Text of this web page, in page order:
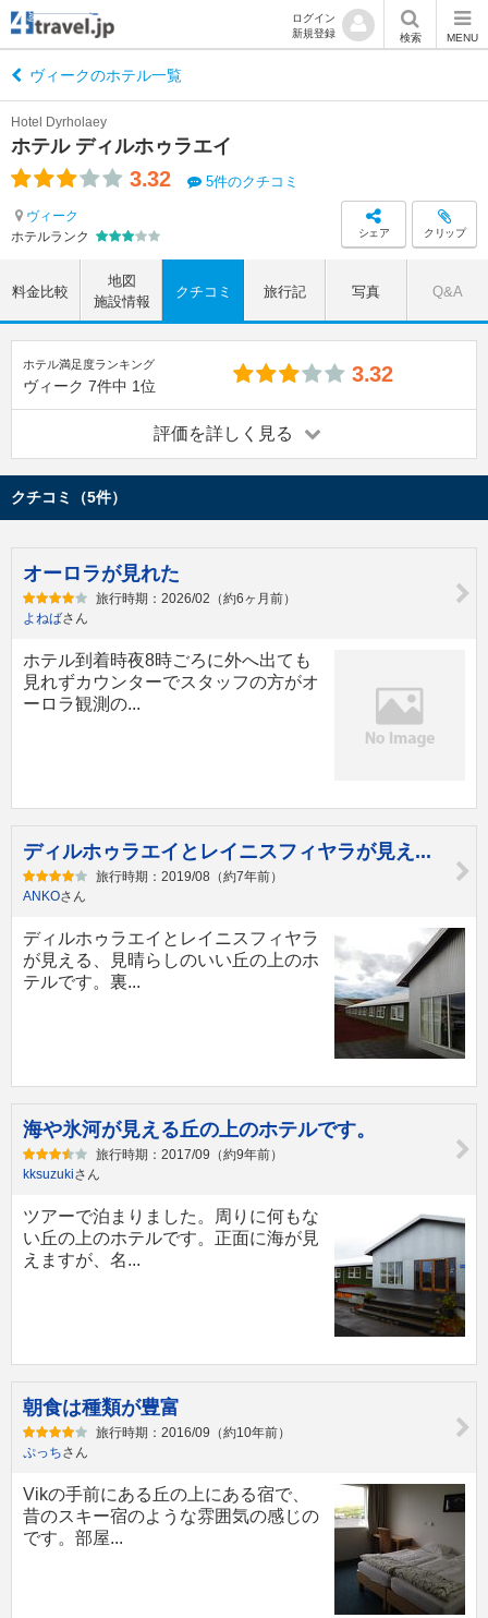
ログイン
新規登録
検索 MENU
ヴィークのホテル一覧
ホテル ディルホゥラエイ
Hotel Dyrholaey
3.32 5件のクチコミ
ヴィーク
ホテルランク
シェア クリップ
料金比較
地図
施設情報
クチコミ 旅行記 写真 Q&A
ホテル満足度ランキング
ヴィーク 7件中 1位 3.32
評価を詳しく見る
クチコミ（5件）
オーロラが見れた
旅行時期：2026/02（約6ヶ月前）
よねばさん
ホテル到着時夜8時ごろに外へ出ても
見れずカウンターでスタッフの方がオ
ーロラ観測の...
ディルホゥラエイとレイニスフィヤラが見え...
旅行時期：2019/08（約7年前）
ANKOさん
ディルホゥラエイとレイニスフィヤラ
が見える、見晴らしのいい丘の上のホ
テルです。裏...
海や氷河が見える丘の上のホテルです。
旅行時期：2017/09（約9年前）
kksuzukiさん
ツアーで泊まりました。周りに何もな
い丘の上のホテルです。正面に海が見
えますが、名...
朝食は種類が豊富
旅行時期：2016/09（約10年前）
ぷっちさん
Vikの手前にある丘の上にある宿で、
昔のスキー宿のような雰囲気の感じの
です。部屋...